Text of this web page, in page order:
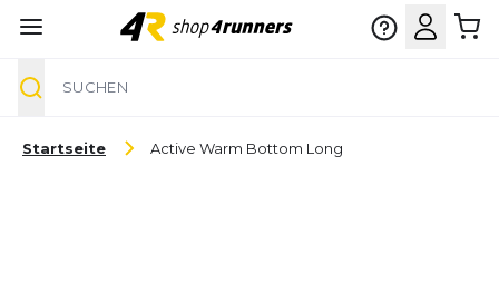
Startseite Active Warm Bottom Long